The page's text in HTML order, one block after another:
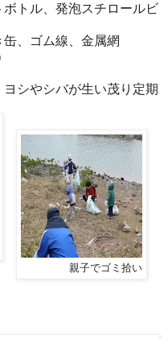
トル、発泡スチロールビ
缶、ゴム線、金属網
シやシバが生い茂り定期
親子でゴミ拾い